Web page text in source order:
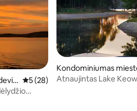
Vidutinis įvertinimas: 5 iš 5,
5 (28)
Kondominiumas
m
Atnaujintas Lake